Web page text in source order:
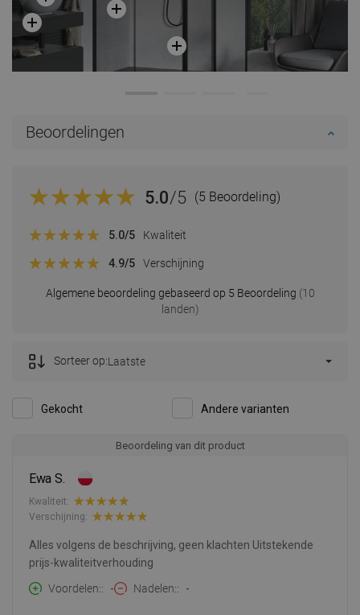
Beoordelingen
5.0/5 (5 Beoordeling)
Algemene beoordeling gebaseerd op 5 Beoordeling (10
landen)
5.0/5 Kwaliteit
4.9/5 Verschijning
Gekocht Andere varianten
Sorteer op:Laatste
Beoordeling van dit product
Ewa S.
Kwaliteit:
Verschijning:
Alles volgens de beschrijving, geen klachten Uitstekende
prijs-kwaliteitverhouding
Voordelen:
- Nadelen: -